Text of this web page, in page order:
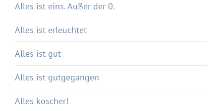
Alles ist eins. Außer der 0.
Alles ist erleuchtet
Alles ist gut
Alles ist gutgegangen
Alles koscher!